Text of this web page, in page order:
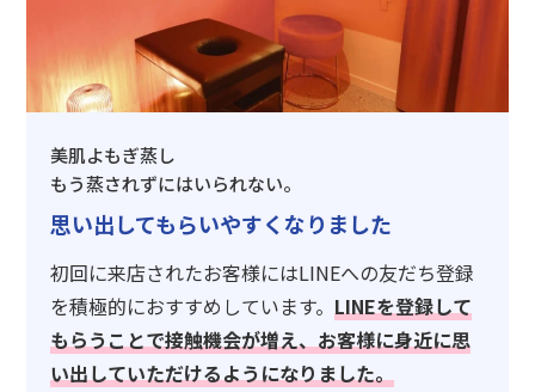
美肌よもぎ蒸し
もう蒸されずにはいられない。
思い出してもらいやすくなりました
初回に来店されたお客様にはLINEへの友だち登録
を積極的におすすめしています。 LINEを登録して
もらうことで接触機会が増え、お客様に身近に思
い出していただけるようになりました。